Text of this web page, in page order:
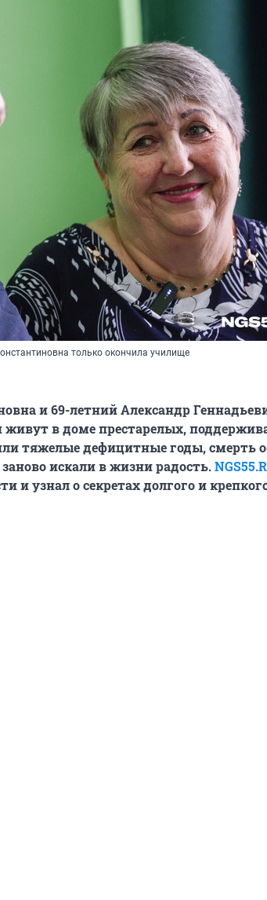
только окончила училище
и 69-летний Александр
в доме престарелых,
тяжелые дефицитные годы, смерть
искали в жизни радость.
и узнал о секретах долгого и